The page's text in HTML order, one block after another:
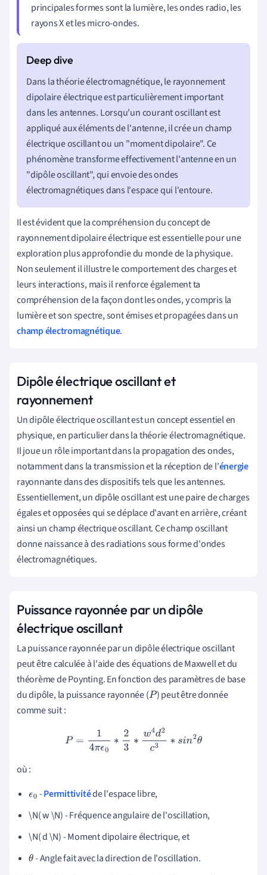
principales formes sont la lumière, les ondes radio, les
rayons X et les micro-ondes.
Dans la théorie électromagnétique, le rayonnement
dipolaire électrique est particulièrement important
dans les antennes. Lorsqu'un courant oscillant est
appliqué aux éléments de l'antenne, il crée un champ
électrique oscillant ou un "moment dipolaire". Ce
phénomène transforme effectivement l'antenne en un
"dipôle oscillant", qui envoie des ondes
électromagnétiques dans l'espace qui l'entoure.
Il est évident que la compréhension du concept de
rayonnement dipolaire électrique est essentielle pour une
exploration plus approfondie du monde de la physique.
Non seulement il illustre le comportement des charges et
leurs interactions, mais il renforce également ta
compréhension de la façon dont les ondes, y compris la
lumière et son spectre, sont émises et propagées dans un
champ électromagnétique.
Dipôle électrique oscillant et
rayonnement
Un dipôle électrique oscillant est un concept essentiel en
physique, en particulier dans la théorie électromagnétique.
Il joue un rôle important dans la propagation des ondes,
notamment dans la transmission et la réception de l'énergie
rayonnante dans des dispositifs tels que les antennes.
Essentiellement, un dipôle oscillant est une paire de charges
égales et opposées qui se déplace d'avant en arrière, créant
ainsi un champ électrique oscillant. Ce champ oscillant
donne naissance à des radiations sous forme d'ondes
électromagnétiques.
Puissance rayonnée par un dipôle
électrique oscillant
La puissance rayonnée par un dipôle électrique oscillant
peut être calculée à l'aide des équations de Maxwell et du
théorème de Poynting. En fonction des paramètres de base
du dipôle, la puissance rayonnée (P ) peut être donnée
comme suit :
πϵ ∗2 3∗ w 4d2c3∗ s n2θ
où :
ϵ0-Permittivitéde l'espace libre,
\N( w \N) - Fréquence angulaire de l'oscillation,
\N( d \N) - Moment dipolaire électrique, et
θ- Angle fait avec la direction de l'oscillation.